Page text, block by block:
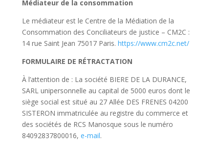
Médiateur de la consommation
Le médiateur est le Centre de la Médiation de la
Consommation des Conciliateurs de justice – CM2C :
14 rue Saint Jean 75017 Paris. https://www.cm2c.net/
FORMULAIRE DE RÉTRACTATION
À l’attention de : La société BIERE DE LA DURANCE,
SARL unipersonnelle au capital de 5000 euros dont le
siège social est situé au 27 Allée DES FRENES 04200
SISTERON immatriculée au registre du commerce et
des sociétés de RCS Manosque sous le numéro
84092837800016, e-mail.